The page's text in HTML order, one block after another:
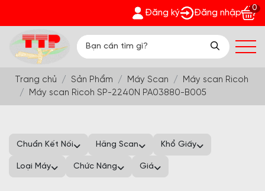
- Nhận quà bất ngờ Đón Hè Sang chi tiết tại 'Khuyến Mãi'
Đăng ký Đăng nhập
0
Trang chủ Sản Phẩm Máy Scan
Máy scan Ricoh
Máy scan Ricoh SP-2240N PA03880-B005
Chuẩn Kết Nối Hãng Scan Khổ Giấy
Loại Máy Chức Năng Giá